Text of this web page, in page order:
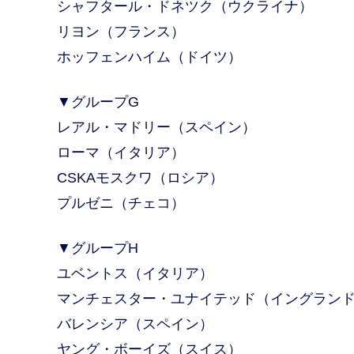
シャフタール・ドネツク（ウクライナ）
リヨン（フランス）
ホッフェンハイム（ドイツ）
▼グループG
レアル・マドリー（スペイン）
ローマ（イタリア）
CSKAモスクワ（ロシア）
プルゼニ（チェコ）
▼グループH
ユベントス（イタリア）
マンチェスター・ユナイテッド（イングラン
バレンシア（スペイン）
ヤング・ボーイズ（スイス）